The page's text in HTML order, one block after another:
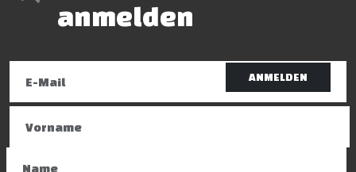
anmelden
ANMELDEN